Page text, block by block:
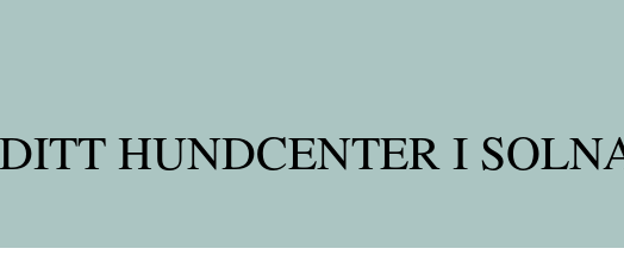
DITT HUNDCENTER I